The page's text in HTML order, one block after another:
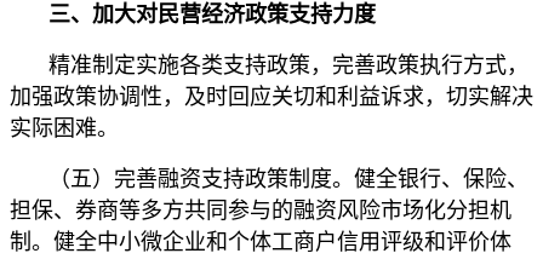
三、加大对民营经济政策支持力度
精准制定实施各类支持政策，完善政策执行方式，
加强政策协调性，及时回应关切和利益诉求，切实解决
实际困难。
（五）完善融资支持政策制度。健全银行、保险、
担保、券商等多方共同参与的融资风险市场化分担机
制。健全中小微企业和个体工商户信用评级和评价体